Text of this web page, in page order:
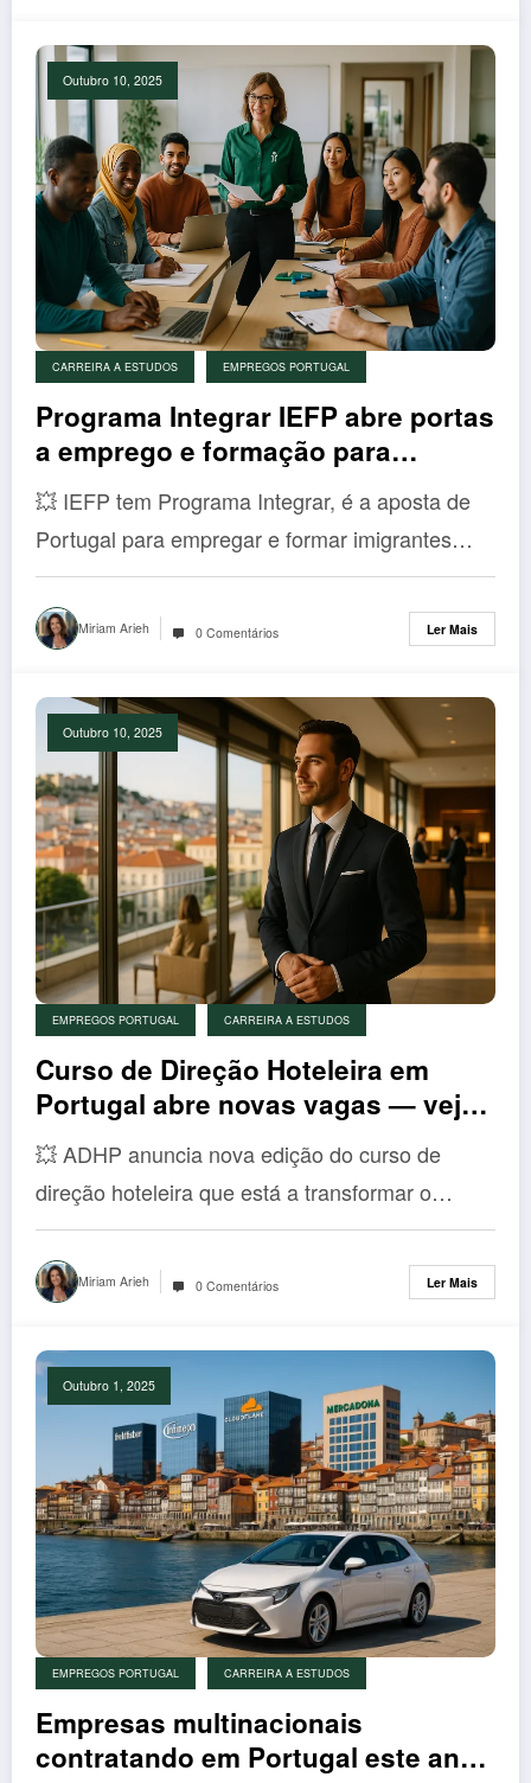
Outubro 10, 2025
CARREIRA A ESTUDOS EMPREGOS PORTUGAL
Programa Integrar IEFP abre portas
a emprego e formação para
imigrantes em Portugal
💥 IEFP tem Programa Integrar, é a aposta de
Portugal para empregar e formar imigrantes…
Miriam Arieh 0 Comentários Ler Mais
Outubro 10, 2025
EMPREGOS PORTUGAL CARREIRA A ESTUDOS
Curso de Direção Hoteleira em
Portugal abre novas vagas — veja
como se inscrever e garantir o seu
lugar!
💥 ADHP anuncia nova edição do curso de
direção hoteleira que está a transformar o…
Miriam Arieh 0 Comentários Ler Mais
Outubro 1, 2025
EMPREGOS PORTUGAL CARREIRA A ESTUDOS
Empresas multinacionais
contratando em Portugal este ano